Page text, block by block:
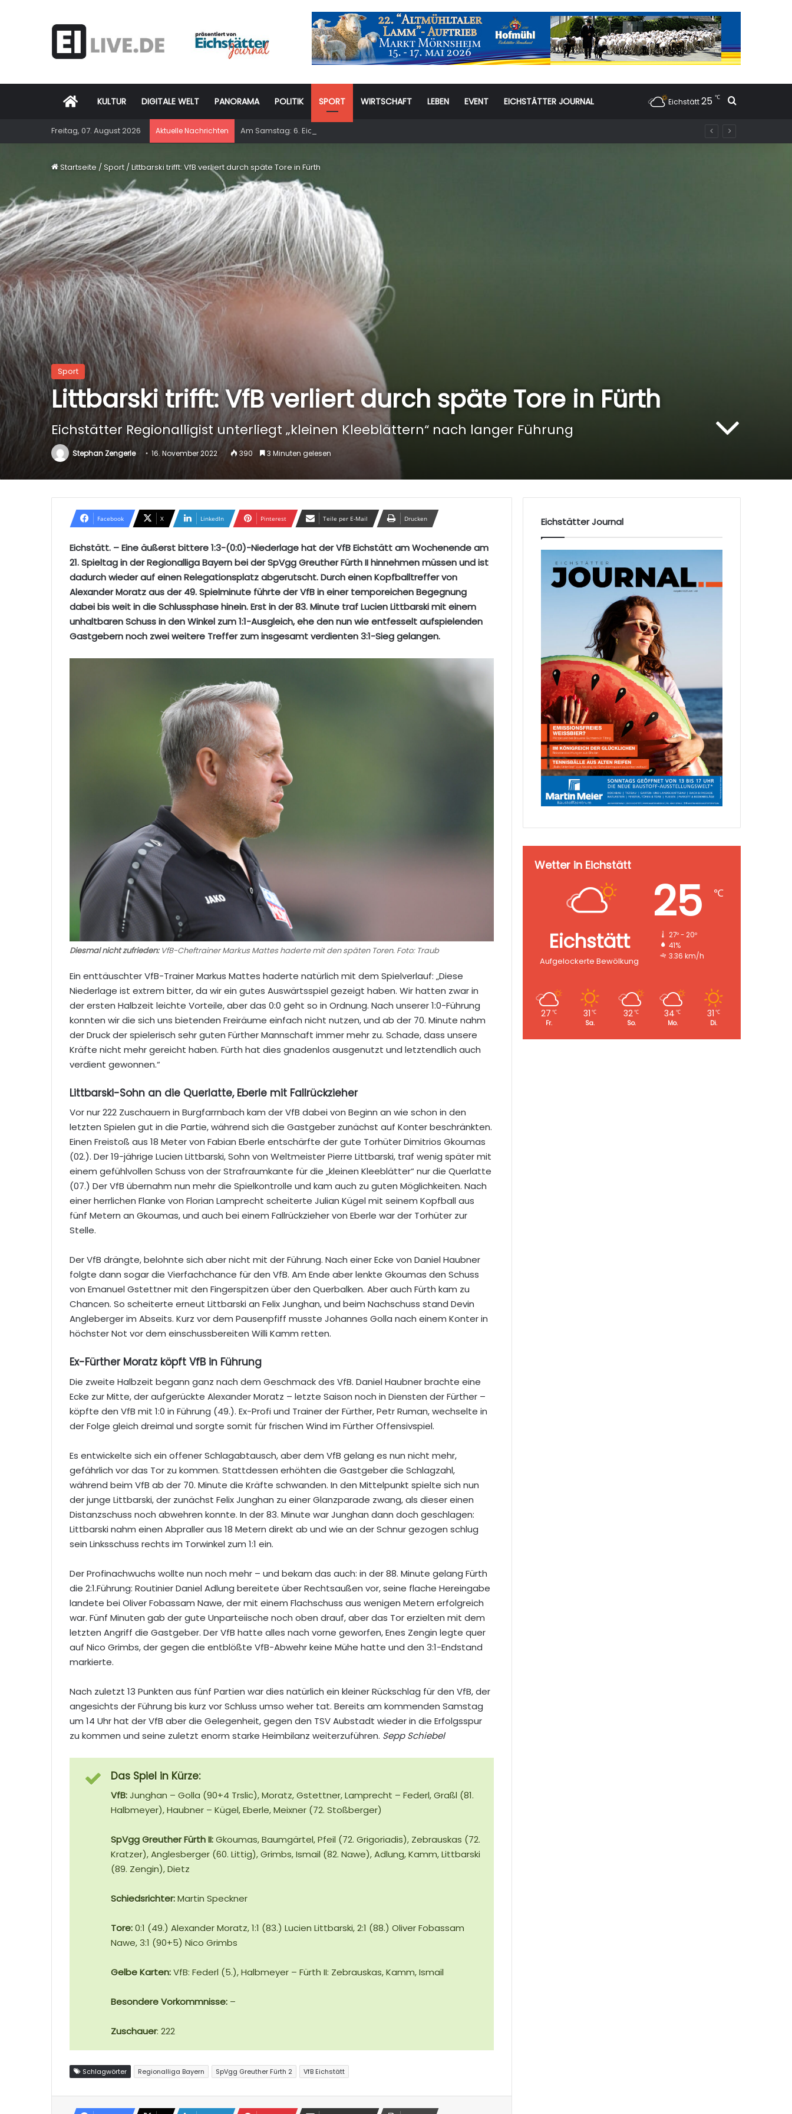
Startseite
KULTUR DIGITALE WELT PANORAMA POLITIK SPORT WIRTSCHAFT LEBEN EVENT EICHSTÄTTER JOURNAL Eichstätt25 ℃ Suchen
Freitag, 07. August 2026 Aktuelle Nachrichten Am Samstag: 6. Eichstätter Kinder- und Jugendtag – für ganze Familie
Startseite /Sport /Littbarski trifft: VfB verliert durch späte Tore in Fürth
Sport
Littbarski trifft: VfB verliert durch späte Tore in Fürth
Eichstätter Regionalligist unterliegt „kleinen Kleeblättern“ nach langer Führung
Stephan Zengerle 16. November 2022 390 3 Minuten gelesen
Facebook X LinkedIn Pinterest Teile per E-Mail Drucken
Eichstätt. – Eine äußerst bittere 1:3-(0:0)-Niederlage hat der VfB Eichstätt am Wochenende am
21. Spieltag in der Regionalliga Bayern bei der SpVgg Greuther Fürth II hinnehmen müssen und ist
dadurch wieder auf einen Relegationsplatz abgerutscht. Durch einen Kopfballtreffer von
Alexander Moratz aus der 49. Spielminute führte der VfB in einer temporeichen Begegnung
dabei bis weit in die Schlussphase hinein. Erst in der 83. Minute traf Lucien Littbarski mit einem
unhaltbaren Schuss in den Winkel zum 1:1-Ausgleich, ehe den nun wie entfesselt aufspielenden
Gastgebern noch zwei weitere Treffer zum insgesamt verdienten 3:1-Sieg gelangen.
Diesmal nicht zufrieden:VfB-Cheftrainer Markus Mattes haderte mit den späten Toren. Foto: Traub
Ein enttäuschter VfB-Trainer Markus Mattes haderte natürlich mit dem Spielverlauf: „Diese
Niederlage ist extrem bitter, da wir ein gutes Auswärtsspiel gezeigt haben. Wir hatten zwar in
der ersten Halbzeit leichte Vorteile, aber das 0:0 geht so in Ordnung. Nach unserer 1:0-Führung
konnten wir die sich uns bietenden Freiräume einfach nicht nutzen, und ab der 70. Minute nahm
der Druck der spielerisch sehr guten Fürther Mannschaft immer mehr zu. Schade, dass unsere
Kräfte nicht mehr gereicht haben. Fürth hat dies gnadenlos ausgenutzt und letztendlich auch
verdient gewonnen.“
Littbarski-Sohn an die Querlatte, Eberle mit Fallrückzieher
Vor nur 222 Zuschauern in Burgfarrnbach kam der VfB dabei von Beginn an wie schon in den
letzten Spielen gut in die Partie, während sich die Gastgeber zunächst auf Konter beschränkten.
Einen Freistoß aus 18 Meter von Fabian Eberle entschärfte der gute Torhüter Dimitrios Gkoumas
(02.). Der 19-jährige Lucien Littbarski, Sohn von Weltmeister Pierre Littbarski, traf wenig später mit
einem gefühlvollen Schuss von der Strafraumkante für die „kleinen Kleeblätter“ nur die Querlatte
(07.) Der VfB übernahm nun mehr die Spielkontrolle und kam auch zu guten Möglichkeiten. Nach
einer herrlichen Flanke von Florian Lamprecht scheiterte Julian Kügel mit seinem Kopfball aus
fünf Metern an Gkoumas, und auch bei einem Fallrückzieher von Eberle war der Torhüter zur
Stelle.
Der VfB drängte, belohnte sich aber nicht mit der Führung. Nach einer Ecke von Daniel Haubner
folgte dann sogar die Vierfachchance für den VfB. Am Ende aber lenkte Gkoumas den Schuss
von Emanuel Gstettner mit den Fingerspitzen über den Querbalken. Aber auch Fürth kam zu
Chancen. So scheiterte erneut Littbarski an Felix Junghan, und beim Nachschuss stand Devin
Angleberger im Abseits. Kurz vor dem Pausenpfiff musste Johannes Golla nach einem Konter in
höchster Not vor dem einschussbereiten Willi Kamm retten.
Ex-Fürther Moratz köpft VfB in Führung
Die zweite Halbzeit begann ganz nach dem Geschmack des VfB. Daniel Haubner brachte eine
Ecke zur Mitte, der aufgerückte Alexander Moratz – letzte Saison noch in Diensten der Fürther –
köpfte den VfB mit 1:0 in Führung (49.). Ex-Profi und Trainer der Fürther, Petr Ruman, wechselte in
der Folge gleich dreimal und sorgte somit für frischen Wind im Fürther Offensivspiel.
Es entwickelte sich ein offener Schlagabtausch, aber dem VfB gelang es nun nicht mehr,
gefährlich vor das Tor zu kommen. Stattdessen erhöhten die Gastgeber die Schlagzahl,
während beim VfB ab der 70. Minute die Kräfte schwanden. In den Mittelpunkt spielte sich nun
der junge Littbarski, der zunächst Felix Junghan zu einer Glanzparade zwang, als dieser einen
Distanzschuss noch abwehren konnte. In der 83. Minute war Junghan dann doch geschlagen:
Littbarski nahm einen Abpraller aus 18 Metern direkt ab und wie an der Schnur gezogen schlug
sein Linksschuss rechts im Torwinkel zum 1:1 ein.
Der Profinachwuchs wollte nun noch mehr – und bekam das auch: in der 88. Minute gelang Fürth
die 2:1.Führung: Routinier Daniel Adlung bereitete über Rechtsaußen vor, seine flache Hereingabe
landete bei Oliver Fobassam Nawe, der mit einem Flachschuss aus wenigen Metern erfolgreich
war. Fünf Minuten gab der gute Unparteiische noch oben drauf, aber das Tor erzielten mit dem
letzten Angriff die Gastgeber. Der VfB hatte alles nach vorne geworfen, Enes Zengin legte quer
auf Nico Grimbs, der gegen die entblößte VfB-Abwehr keine Mühe hatte und den 3:1-Endstand
markierte.
Nach zuletzt 13 Punkten aus fünf Partien war dies natürlich ein kleiner Rückschlag für den VfB, der
angesichts der Führung bis kurz vor Schluss umso weher tat. Bereits am kommenden Samstag
um 14 Uhr hat der VfB aber die Gelegenheit, gegen den TSV Aubstadt wieder in die Erfolgsspur
zu kommen und seine zuletzt enorm starke Heimbilanz weiterzuführen. Sepp Schiebel
Das Spiel in Kürze:
VfB:Junghan – Golla (90+4 Trslic), Moratz, Gstettner, Lamprecht – Federl, Graßl (81.
Halbmeyer), Haubner – Kügel, Eberle, Meixner (72. Stoßberger)
SpVgg Greuther Fürth II:Gkoumas, Baumgärtel, Pfeil (72. Grigoriadis), Zebrauskas (72.
Kratzer), Anglesberger (60. Littig), Grimbs, Ismail (82. Nawe), Adlung, Kamm, Littbarski
(89. Zengin), Dietz
Schiedsrichter:Martin Speckner
Tore:0:1 (49.) Alexander Moratz, 1:1 (83.) Lucien Littbarski, 2:1 (88.) Oliver Fobassam
Nawe, 3:1 (90+5) Nico Grimbs
Gelbe Karten:VfB: Federl (5.), Halbmeyer – Fürth II: Zebrauskas, Kamm, Ismail
Besondere Vorkommnisse: –
Zuschauer: 222
Schlagwörter Regionalliga Bayern SpVgg Greuther Fürth 2 VfB Eichstätt
Eichstätter Journal
Wetter in Eichstätt
Eichstätt
Aufgelockerte Bewölkung
25 ℃
27º - 20º
41%
3.36 km/h
27 ℃
Fr.
31 ℃
Sa.
32℃
So.
34 ℃
Mo.
31 ℃
Di.